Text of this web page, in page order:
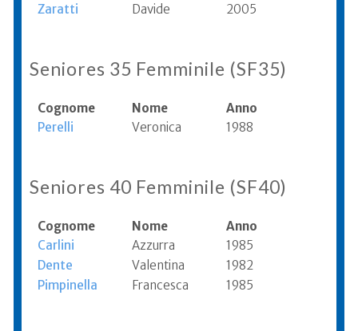
Zaratti
Davide 2005
Seniores 35 Femminile (SF35)
Cognome Nome
Anno
Perelli
Veronica 1988
Seniores 40 Femminile (SF40)
Cognome Nome
Anno
Carlini
Azzurra
1985
Dente
Valentina
1982
Pimpinella
Francesca 1985